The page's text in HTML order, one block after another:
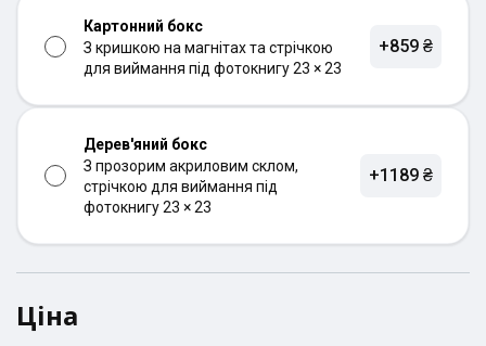
Картонний бокс
З кришкою на магнітах та стрічкою
для виймання під фотокнигу 23 × 23
+859 ₴
Дерев'яний бокс
З прозорим акриловим склом,
стрічкою для виймання під
фотокнигу 23 × 23
+1189 ₴
Ціна